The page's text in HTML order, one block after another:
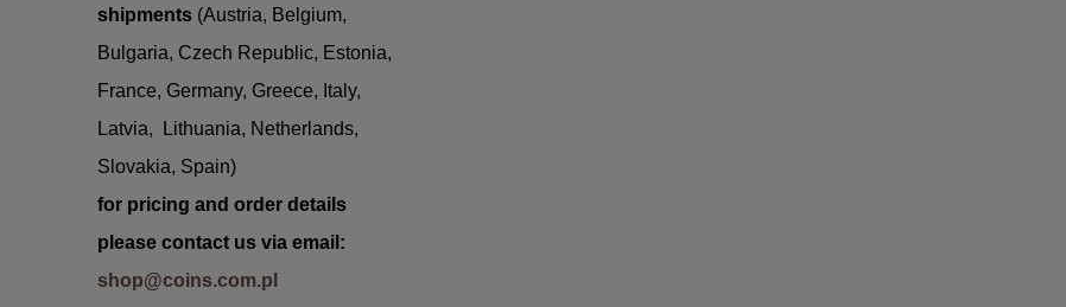
shipments (Austria, Belgium,
Bulgaria, Czech Republic, Estonia,
France, Germany, Greece, Italy,
Latvia, Lithuania, Netherlands,
Slovakia, Spain)
for pricing and order details
please contact us via email:
shop@coins.com.pl